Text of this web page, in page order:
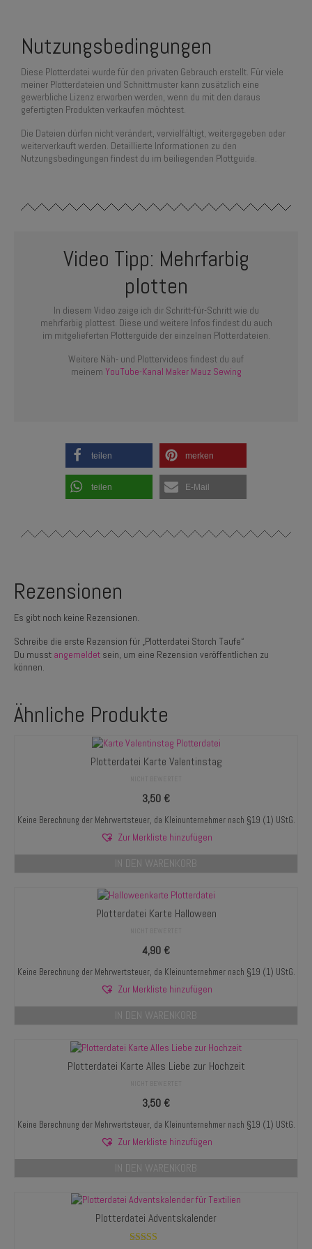
Nutzungsbedingungen
Diese Plotterdatei wurde für den privaten Gebrauch erstellt. Für viele
meiner Plotterdateien und Schnittmuster kann zusätzlich eine
gewerbliche Lizenz erworben werden, wenn du mit den daraus
gefertigten Produkten verkaufen möchtest.
Die Dateien dürfen nicht verändert, vervielfältigt, weitergegeben oder
weiterverkauft werden. Detaillierte Informationen zu den
Nutzungsbedingungen findest du im beiliegenden Plottguide.
Video Tipp: Mehrfarbig
plotten
In diesem Video zeige ich dir Schritt-für-Schritt wie du
mehrfarbig plottest. Diese und weitere Infos findest du auch
im mitgelieferten Plotterguide der einzelnen Plotterdateien.
Weitere Näh- und Plottervideos findest du auf
meinem YouTube-Kanal Maker Mauz Sewing
teilen merken
teilen E-Mail
Rezensionen
Es gibt noch keine Rezensionen.
Schreibe die erste Rezension für „Plotterdatei Storch Taufe“
Du musst angemeldet sein, um eine Rezension veröffentlichen zu
können.
Ähnliche Produkte
Plotterdatei Karte Valentinstag
3,50 €
Keine Berechnung der Mehrwertsteuer, da Kleinunternehmer nach §19 (1) UStG.
Zur Merkliste hinzufügen
IN DEN WARENKORB
Plotterdatei Karte Halloween
4,90 €
Keine Berechnung der Mehrwertsteuer, da Kleinunternehmer nach §19 (1) UStG.
Zur Merkliste hinzufügen
IN DEN WARENKORB
Plotterdatei Karte Alles Liebe zur Hochzeit
3,50 €
Keine Berechnung der Mehrwertsteuer, da Kleinunternehmer nach §19 (1) UStG.
Zur Merkliste hinzufügen
IN DEN WARENKORB
Plotterdatei Adventskalender